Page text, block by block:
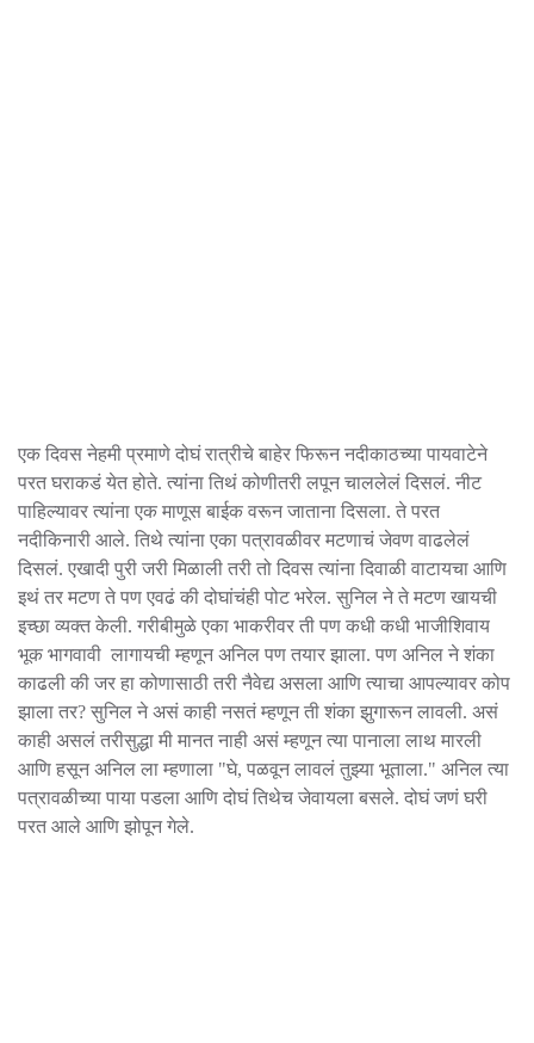
एक दिवस नेहमी प्रमाणे दोघं रात्रीचे बाहेर फिरून नदीकाठच्या पायवाटेने
परत घराकडं येत होते. त्यांना तिथं कोणीतरी लपून चाललेलं दिसलं. नीट
पाहिल्यावर त्यांना एक माणूस बाईक वरून जाताना दिसला. ते परत
नदीकिनारी आले. तिथे त्यांना एका पत्रावळीवर मटणाचं जेवण वाढलेलं
दिसलं. एखादी पुरी जरी मिळाली तरी तो दिवस त्यांना दिवाळी वाटायचा आणि
इथं तर मटण ते पण एवढं की दोघांचंही पोट भरेल. सुनिल ने ते मटण खायची
इच्छा व्यक्त केली. गरीबीमुळे एका भाकरीवर ती पण कधी कधी भाजीशिवाय
भूक भागवावी लागायची म्हणून अनिल पण तयार झाला. पण अनिल ने शंका
काढली की जर हा कोणासाठी तरी नैवेद्य असला आणि त्याचा आपल्यावर कोप
झाला तर? सुनिल ने असं काही नसतं म्हणून ती शंका झुगारून लावली. असं
काही असलं तरीसुद्धा मी मानत नाही असं म्हणून त्या पानाला लाथ मारली
आणि हसून अनिल ला म्हणाला "घे, पळवून लावलं तुझ्या भूताला." अनिल त्या
पत्रावळीच्या पाया पडला आणि दोघं तिथेच जेवायला बसले. दोघं जणं घरी
परत आले आणि झोपून गेले.